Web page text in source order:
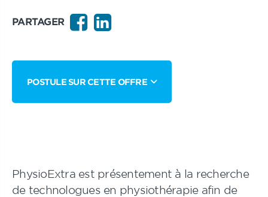
PARTAGER
POSTULE SUR CETTE OFFRE
PhysioExtra est présentement à la recherche
de technologues en physiothérapie afin de